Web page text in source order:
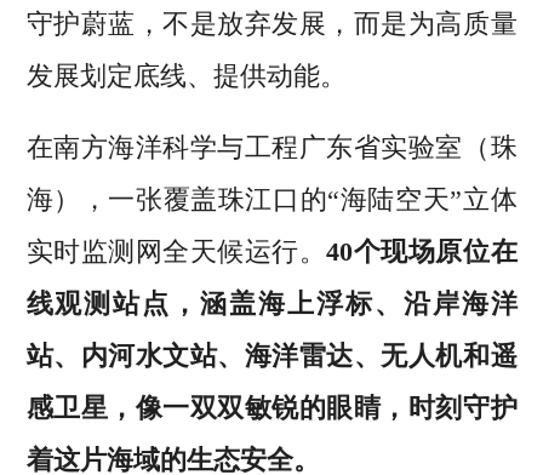
守护蔚蓝，不是放弃发展，而是为高质量
发展划定底线、提供动能。
在南方海洋科学与工程广东省实验室（珠
海），一张覆盖珠江口的“海陆空天”立体
实时监测网全天候运行。40个现场原位在
线观测站点，涵盖海上浮标、沿岸海洋
站、内河水文站、海洋雷达、无人机和遥
感卫星，像一双双敏锐的眼睛，时刻守护
着这片海域的生态安全。